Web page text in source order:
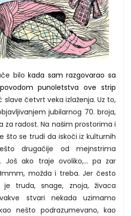
bilokada sam razgovarao sa
punoletstva ove strip
slave četvrt veka izlaženja. Uz to,
jubilarnog 70. broja,
za radost. Na našim prostorima i
što se trudi da iskoči iz kulturnih
drugačije od mejnstrima
Još ako traje ovoliko,... pa zar
možda i treba. Jer često
je truda, snage, znoja, živaca
stvari nekada uzimamo
nešto podrazumevano, kao